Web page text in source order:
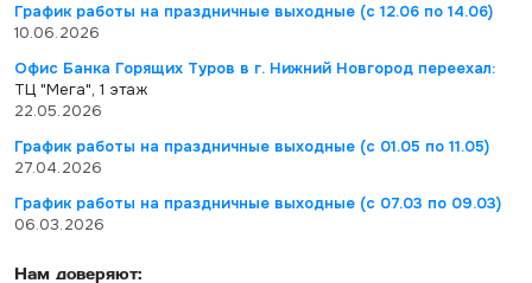
График работы на праздничные выходные (с 12.06 по 14.06)
10.06.2026
Офис Банка Горящих Туров в г. Нижний Новгород переехал:
ТЦ "Мега", 1 этаж
22.05.2026
График работы на праздничные выходные (с 01.05 по 11.05)
27.04.2026
График работы на праздничные выходные (с 07.03 по 09.03)
06.03.2026
Нам доверяют: